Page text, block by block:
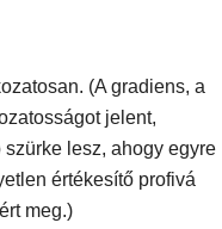
(A gradiens, a
jelent,
lesz, ahogy egyre
értékesítő profivá
meg.)